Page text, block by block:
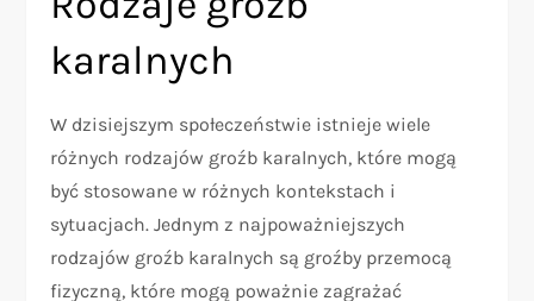
karalnych
W dzisiejszym społeczeństwie istnieje wiele
różnych rodzajów groźb karalnych, które mogą
być stosowane w różnych kontekstach i
sytuacjach. Jednym z najpoważniejszych
rodzajów groźb karalnych są groźby przemocą
fizyczną, które mogą poważnie zagrażać